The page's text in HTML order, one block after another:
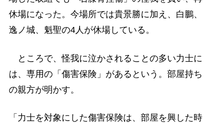
休場になった。今場所では貴景勝に加え、白鵬、
逸ノ城、魁聖の4人が休場している。
ところで、怪我に泣かされることの多い力士に
は、専用の「傷害保険」があるという。部屋持ち
の親方が明かす。
「力士を対象にした傷害保険は、部屋を興した時